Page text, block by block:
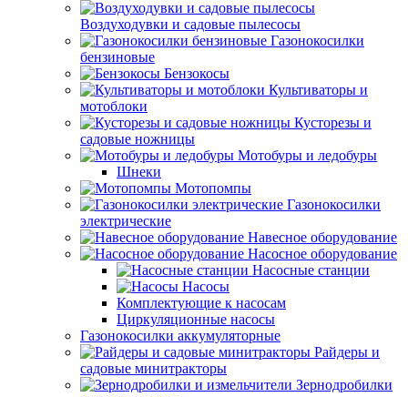
Воздуходувки и садовые пылесосы
Газонокосилки
бензиновые
Бензокосы
Культиваторы и
мотоблоки
Кусторезы и
садовые ножницы
Мотобуры и ледобуры
Шнеки
Мотопомпы
Газонокосилки
электрические
Навесное оборудование
Насосное оборудование
Насосные станции
Насосы
Комплектующие к насосам
Циркуляционные насосы
Газонокосилки аккумуляторные
Райдеры и
садовые минитракторы
Зернодробилки